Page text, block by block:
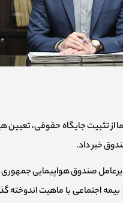
تثبیت جایگاه حقوقی، تعیین
صندوق هواپیمایی جمهوری
با ماهیت اندوخته